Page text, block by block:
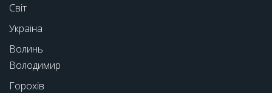
Світ
Україна
Волинь
Володимир
Горохів